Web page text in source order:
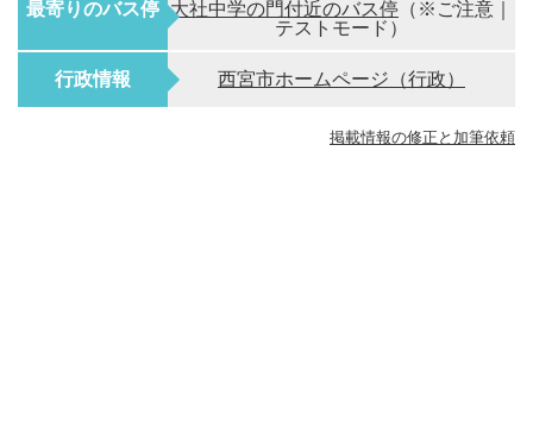
最寄りのバス停 大社中学の門付近のバス停 （※ご注意｜
テストモード）
行政情報 西宮市ホームページ（行政）
掲載情報の修正と加筆依頼